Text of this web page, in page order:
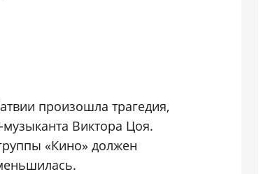
произошла трагедия,
Виктора Цоя.
«Кино» должен